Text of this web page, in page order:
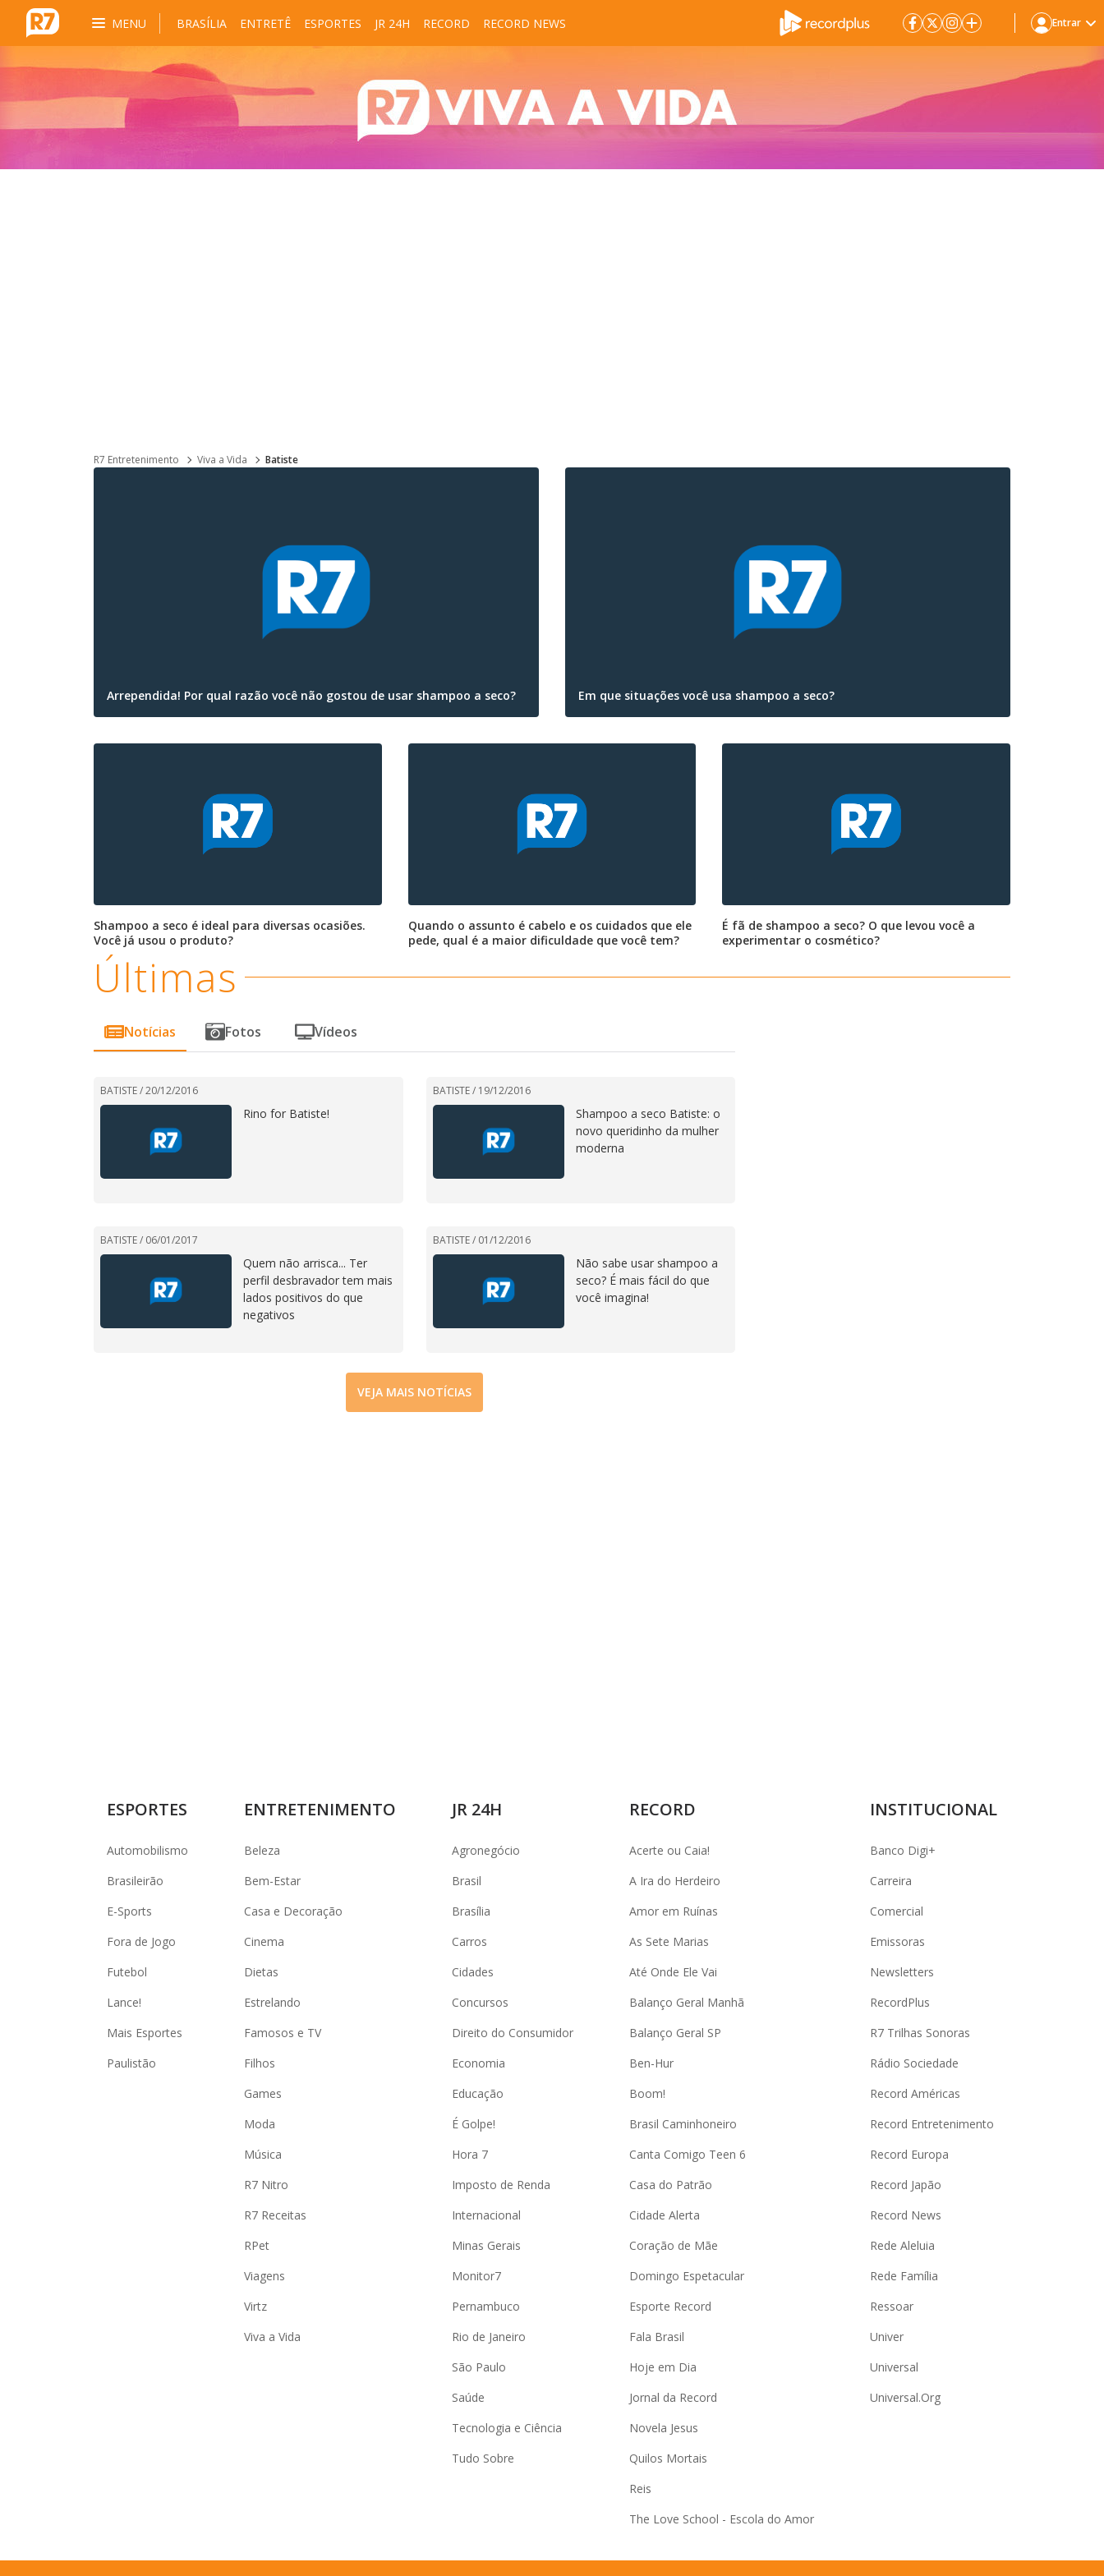
MENU BRASÍLIA ENTRETÊ ESPORTES JR 24H RECORD RECORD NEWS Entrar
R7 Entretenimento Viva a Vida Batiste
Arrependida! Por qual razão você não gostou de usar shampoo a seco? Em que situações você usa shampoo a seco?
Shampoo a seco é ideal para diversas ocasiões.
Você já usou o produto?
Quando o assunto é cabelo e os cuidados que ele
pede, qual é a maior dificuldade que você tem?
É fã de shampoo a seco? O que levou você a
experimentar o cosmético?
Últimas
Notícias Fotos Vídeos
BATISTE /20/12/2016
Rino for Batiste!
BATISTE / 19/12/2016
Shampoo a seco Batiste: o
novo queridinho da mulher
moderna
BATISTE / 06/01/2017
Quem não arrisca... Ter
perfil desbravador tem mais
lados positivos do que
negativos
BATISTE / 01/12/2016
Não sabe usar shampoo a
seco? É mais fácil do que
você imagina!
VEJA MAIS NOTÍCIAS
ESPORTES
Automobilismo
Brasileirão
E-Sports
Fora de Jogo
Futebol
Lance!
Mais Esportes
Paulistão
ENTRETENIMENTO
Beleza
Bem-Estar
Casa e Decoração
Cinema
Dietas
Estrelando
Famosos e TV
Filhos
Games
Moda
Música
R7 Nitro
R7 Receitas
RPet
Viagens
Virtz
Viva a Vida
JR 24H
Agronegócio
Brasil
Brasília
Carros
Cidades
Concursos
Direito do Consumidor
Economia
Educação
É Golpe!
Hora 7
Imposto de Renda
Internacional
Minas Gerais
Monitor7
Pernambuco
Rio de Janeiro
São Paulo
Saúde
Tecnologia e Ciência
Tudo Sobre
RECORD
Acerte ou Caia!
A Ira do Herdeiro
Amor em Ruínas
As Sete Marias
Até Onde Ele Vai
Balanço Geral Manhã
Balanço Geral SP
Ben-Hur
Boom!
Brasil Caminhoneiro
Canta Comigo Teen 6
Casa do Patrão
Cidade Alerta
Coração de Mãe
Domingo Espetacular
Esporte Record
Fala Brasil
Hoje em Dia
Jornal da Record
Novela Jesus
Quilos Mortais
Reis
The Love School - Escola do Amor
INSTITUCIONAL
Banco Digi+
Carreira
Comercial
Emissoras
Newsletters
RecordPlus
R7 Trilhas Sonoras
Rádio Sociedade
Record Américas
Record Entretenimento
Record Europa
Record Japão
Record News
Rede Aleluia
Rede Família
Ressoar
Univer
Universal
Universal.Org